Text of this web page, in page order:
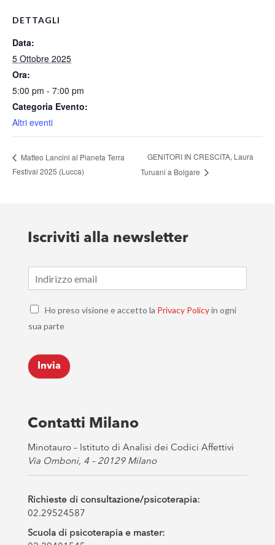
DETTAGLI
Data:
5 Ottobre 2025
Ora:
5:00 pm - 7:00 pm
Categoria Evento:
Altri eventi
Matteo Lancini al Pianeta Terra
Festival 2025 (Lucca)
GENITORI IN CRESCITA, Laura
Turuani a Bolgare
Iscriviti alla newsletter
m
*
C
e
k
b
o
s
*
Ho preso visione e accetto la Privacy Policyin ogni
sua parte
Invia
Contatti Milano
Minotauro – Istituto di Analisi dei Codici Affettivi
Via Omboni, 4 – 20129 Milano
Richieste di consultazione/psicoterapia:
02.29524587
Scuola di psicoterapia e master: